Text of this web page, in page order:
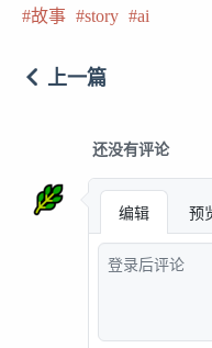
故事 story ai
上一篇